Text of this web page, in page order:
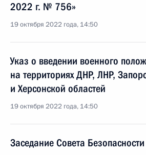
2022 г. № 756»
19 октября 2022 года, 14:50
Указ о введении военного
на территориях ДНР, ЛНР,
и Херсонской областей
19 октября 2022 года, 14:50
Заседание Совета Безопасности